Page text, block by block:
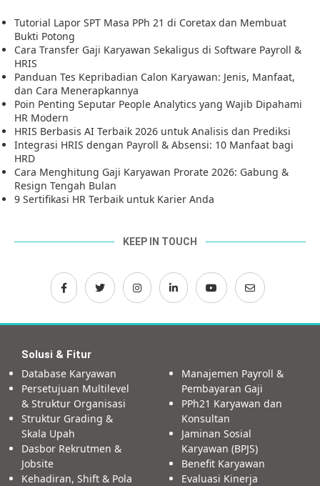
Tutorial Lapor SPT Masa PPh 21 di Coretax dan Membuat
Bukti Potong
Cara Transfer Gaji Karyawan Sekaligus di Software Payroll &
HRIS
Panduan Tes Kepribadian Calon Karyawan: Jenis, Manfaat,
dan Cara Menerapkannya
Poin Penting Seputar People Analytics yang Wajib Dipahami
HR Modern
HRIS Berbasis AI Terbaik 2026 untuk Analisis dan Prediksi
Integrasi HRIS dengan Payroll & Absensi: 10 Manfaat bagi
HRD
Cara Menghitung Gaji Karyawan Prorate 2026: Gabung &
Resign Tengah Bulan
9 Sertifikasi HR Terbaik untuk Karier Anda
KEEP IN TOUCH
Solusi & Fitur
Database Karyawan
Persetujuan Multilevel
& Struktur Organisasi
Struktur Grading &
Skala Upah
Dasbor Rekrutmen &
Jobsite
Kehadiran, Shift & Pola
Manajemen Payroll &
Pembayaran Gaji
PPh21 Karyawan dan
Konsultan
Jaminan Sosial
Karyawan (BPJS)
Benefit Karyawan
Evaluasi Kinerja